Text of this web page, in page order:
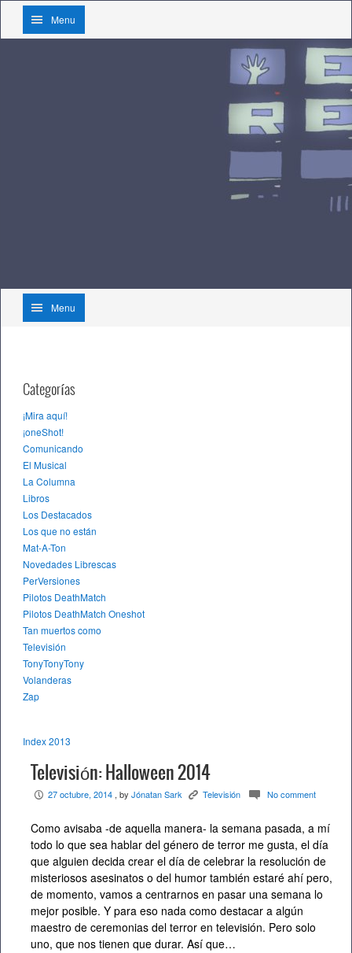
Menu
Menu
Categorías
¡Mira aquí!
¡oneShot!
Comunicando
El Musical
La Columna
Libros
Los Destacados
Los que no están
Mat-A-Ton
Novedades Librescas
PerVersiones
Pilotos DeathMatch
Pilotos DeathMatch Oneshot
Tan muertos como
Televisión
TonyTonyTony
Volanderas
Zap
Index 2013
Televisión: Halloween 2014
P 27 octubre, 2014 , by Jónatan Sark K Televisión c No comment
Como avisaba -de aquella manera- la semana pasada, a mí
todo lo que sea hablar del género de terror me gusta, el día
que alguien decida crear el día de celebrar la resolución de
misteriosos asesinatos o del humor también estaré ahí pero,
de momento, vamos a centrarnos en pasar una semana lo
mejor posible. Y para eso nada como destacar a algún
maestro de ceremonias del terror en televisión. Pero solo
uno, que nos tienen que durar. Así que…